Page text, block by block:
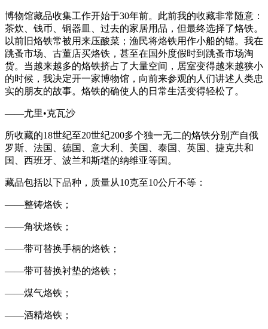
博物馆藏品收集工作开始于30年前。此前我的收藏非常随意：
茶炊、钱币、铜器皿、过去的家居用品，但最终选择了烙铁。
以前旧烙铁常被用来压酸菜；渔民将烙铁用作小船的锚。我在
跳蚤市场、古董店买烙铁，甚至在国外度假时到跳蚤市场淘
货。当越来越多的烙铁挤占了大量空间，居室变得越来越狭小
的时候，我决定开一家博物馆，向前来参观的人们讲述人类忠
实的朋友的故事。烙铁的确使人的日常生活变得轻松了。
——尤里•克瓦沙
所收藏的18世纪至20世纪200多个独一无二的烙铁分别产自俄
罗斯、法国、德国、意大利、美国、泰国、英国、捷克共和
国、西班牙、波兰和斯堪的纳维亚等国。
藏品包括以下品种，质量从10克至10公斤不等：
——整铸烙铁；
——角状烙铁；
——带可替换手柄的烙铁；
——带可替换衬垫的烙铁；
——煤气烙铁；
——酒精烙铁；